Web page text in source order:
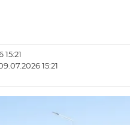
15:21